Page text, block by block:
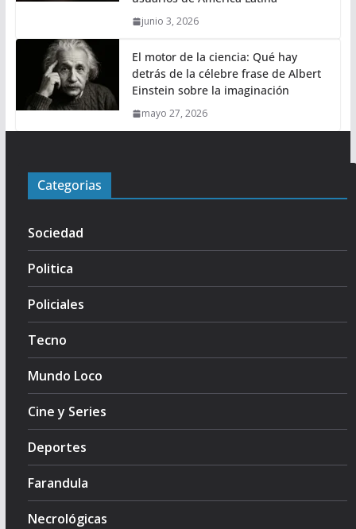
junio 3, 2026
El motor de la ciencia: Qué hay
detrás de la célebre frase de Albert
Einstein sobre la imaginación
mayo 27, 2026
Categorias
Sociedad
Politica
Policiales
Tecno
Mundo Loco
Cine y Series
Deportes
Farandula
Necrológicas